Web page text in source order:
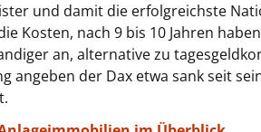
und damit die erfolgreichste
Kosten, nach 9 bis 10 Jahren
an, alternative zu
der Dax etwa sank seit